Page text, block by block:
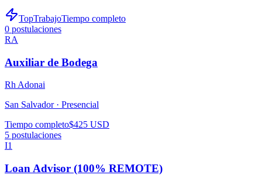
TopTrabajoTiempo completo
0 postulaciones
RA
Auxiliar de Bodega
Rh Adonai
San Salvador · Presencial
Tiempo completo$425 USD
5 postulaciones
I1
Loan Advisor (100% REMOTE)